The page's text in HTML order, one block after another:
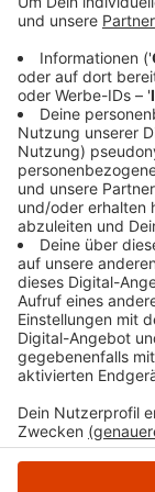
die EN
Falk Möller
zufrieden.
kommenden
setzen,
Veröffentlicht:
Anzeige
Anzeige